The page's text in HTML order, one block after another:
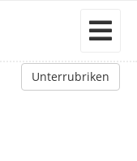
Unterrubriken